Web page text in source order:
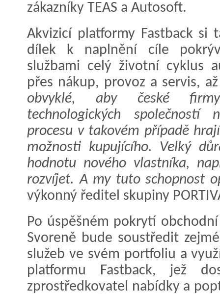
zákazníky TEAS a Autosoft.
Akvizicí platformy Fastback si
dílek k naplnění cíle
službami celý životní cyklus
přes nákup, provoz a servis,
obvyklé, aby české firmy
technologických
procesu v takovém případě
možnosti kupujícího. Velký
hodnotu nového vlastníka,
rozvíjet. A my tuto schopnost
výkonný ředitel skupiny
Po úspěšném pokrytí
Svoreně bude soustředit
služeb ve svém portfoliu a
platformu Fastback, jež
zprostředkovatel nabídky a